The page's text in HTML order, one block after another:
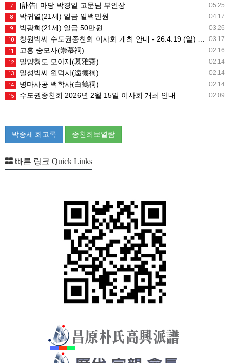
05.25
7 [訃告] 마당 박경일 고문님 부인상
04.17
8 박귀열(21세) 일금 일백만원
03.26
9 박광희(21세) 일금 50만원
03.17
10 창원박씨 수도권종친회 이사회 개최 안내 - 26.4.19 (일) 10시
02.16
11 고흥 숭모사(崇慕祠)
02.14
12 밀양청도 모아재(慕雅齋)
02.14
13 밀성박씨 원덕사(遠德祠)
02.14
14 병마사공 백학사(白鶴祠)
02.09
15 수도권종친회 2026년 2월 15일 이사회 개최 안내
박종세 회고록 종친회보열람
빠른 링크 Quick Links